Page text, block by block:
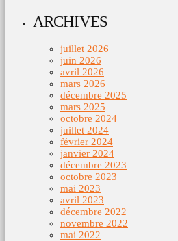
ARCHIVES
juillet 2026
juin 2026
avril 2026
mars 2026
décembre 2025
mars 2025
octobre 2024
juillet 2024
février 2024
janvier 2024
décembre 2023
octobre 2023
mai 2023
avril 2023
décembre 2022
novembre 2022
mai 2022